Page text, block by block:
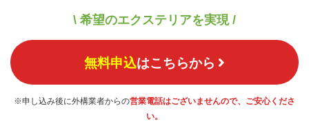
\ 希望のエクステリアを実現 /
無料申込はこちらから
※申し込み後に外構業者からの営業電話はございませんので、ご安心くださ
い。